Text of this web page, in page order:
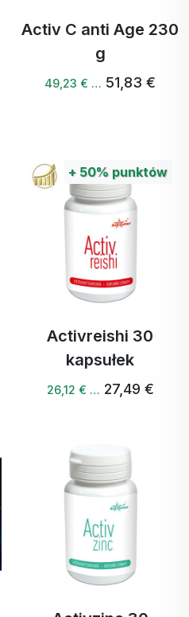
Activ C anti Age 230
g
49,23 € … 51,83 €
+ 50% punktów
Activreishi 30
kapsułek
26,12 € … 27,49 €